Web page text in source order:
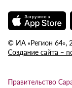
© ИА «Регион 64»,
Создание сайта –
Правительство